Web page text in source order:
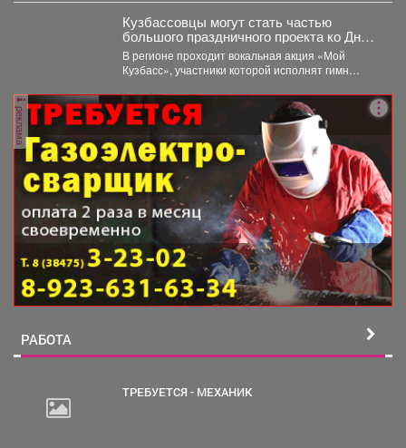
Кузбассовцы могут стать частью
большого праздничного проекта ко Дню
шахтера.
В регионе проходит вокальная акция «Мой
Кузбасс», участники которой исполнят гимн
реклама
РАБОТА
ТРЕБУЕТСЯ - МЕХАНИК